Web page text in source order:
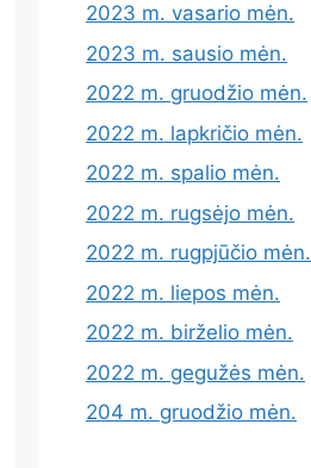
2023 m. vasario mėn.
2023 m. sausio mėn.
2022 m. gruodžio mėn.
2022 m. lapkričio mėn.
2022 m. spalio mėn.
2022 m. rugsėjo mėn.
2022 m. rugpjūčio mėn.
2022 m. liepos mėn.
2022 m. birželio mėn.
2022 m. gegužės mėn.
204 m. gruodžio mėn.